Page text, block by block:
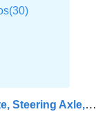
System Trailers LPRS18 NEW Tailgate, Steering Axle, Hardwood, City